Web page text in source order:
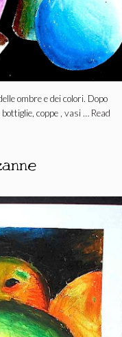
ombre e dei colori. Dopo
coppe , vasi … Read